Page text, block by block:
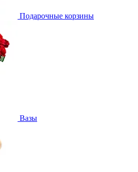
Подарочные корзины
Вазы